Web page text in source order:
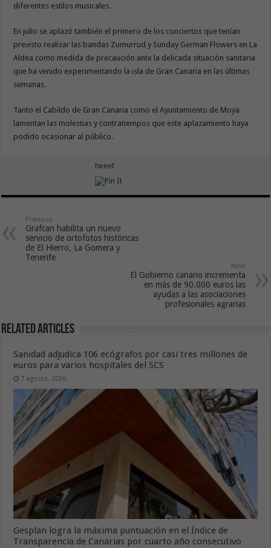
diferentes estilos musicales.
En julio se aplazó también el primero de los conciertos que tenían
previsto realizar las bandas Zumurrud y Sunday German Flowers en La
Aldea como medida de precaución ante la delicada situación sanitaria
que ha venido experimentando la isla de Gran Canaria en las últimas
semanas.
Tanto el Cabildo de Gran Canaria como el Ayuntamiento de Moya
lamentan las molestias y contratiempos que este aplazamiento haya
podido ocasionar al público.
tweet
Previous
Grafcan habilita un nuevo
servicio de ortofotos históricas
de El Hierro, La Gomera y
Tenerife
Next
El Gobierno canario incrementa
en más de 90.000 euros las
ayudas a las asociaciones
profesionales agrarias
Related Articles
Sanidad adjudica 106 ecógrafos por casi tres millones de
euros para varios hospitales del SCS
7 agosto, 2026
Gesplan logra la máxima puntuación en el Índice de
Transparencia de Canarias por cuarto año consecutivo